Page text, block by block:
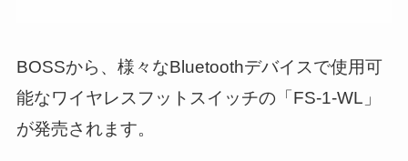
BOSSから、様々なBluetoothデバイスで使用可
能なワイヤレスフットスイッチの「FS-1-WL」
が発売されます。